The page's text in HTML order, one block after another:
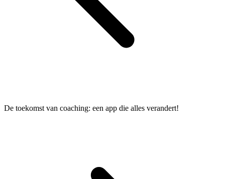
De toekomst van coaching: een app die alles verandert!